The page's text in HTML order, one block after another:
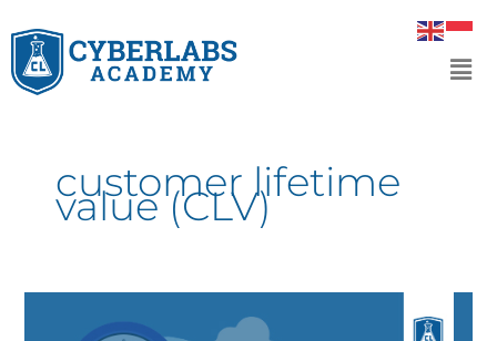
to
content
customer lifetime
value (CLV)